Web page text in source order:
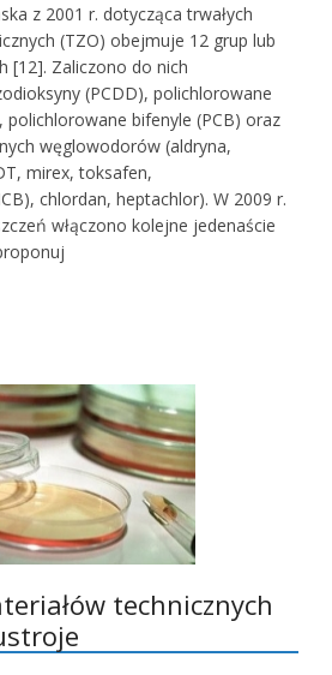
z 2001 r. dotycząca trwałych
(TZO) obejmuje 12 grup lub
[12]. Zaliczono do nich
(PCDD), polichlorowane
polichlorowane bifenyle (PCB) oraz
węglowodorów (aldryna,
mirex, toksafen,
chlordan, heptachlor). W 2009 r.
włączono kolejne jedenaście
technicznych